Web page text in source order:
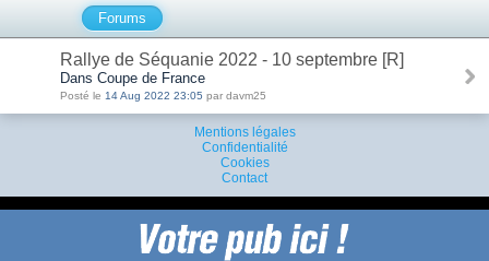
Forums
Rallye de Séquanie 2022 - 10 septembre [R]
Dans Coupe de France
Posté le 14 Aug 2022 23:05 par davm25
Mentions légales
Confidentialité
Cookies
Contact